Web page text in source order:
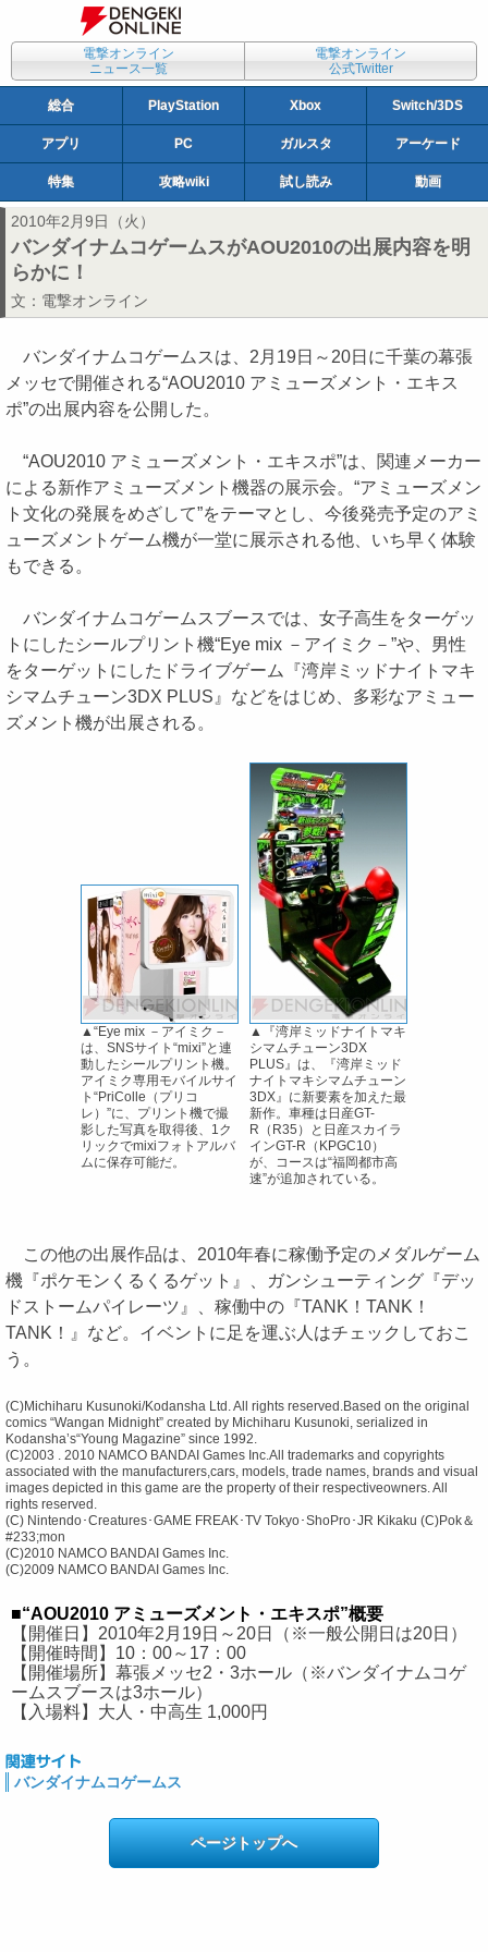
電撃オンライン
ニュース一覧
電撃オンライン
公式Twitter
総合 PlayStation Xbox Switch/3DS
アプリ PC ガルスタ アーケード
特集 攻略wiki 試し読み 動画
2010年2月9日（火）
バンダイナムコゲームスがAOU2010の出展内容を明
らかに！
文： 電撃オンライン
バンダイナムコゲームスは、2月19日～20日に千葉の幕張
メッセで開催される“AOU2010 アミューズメント・エキス
ポ”の出展内容を公開した。
“AOU2010 アミューズメント・エキスポ”は、関連メーカー
による新作アミューズメント機器の展示会。“アミューズメン
ト文化の発展をめざして”をテーマとし、今後発売予定のアミ
ューズメントゲーム機が一堂に展示される他、いち早く体験
もできる。
バンダイナムコゲームスブースでは、女子高生をターゲッ
トにしたシールプリント機“Eye mix －アイミク－”や、男性
をターゲットにしたドライブゲーム『湾岸ミッドナイトマキ
シマムチューン3DX PLUS』などをはじめ、多彩なアミュー
ズメント機が出展される。
▲“Eye mix －アイミク－
は、SNSサイト“mixi”と連
動したシールプリント機。
アイミク専用モバイルサイ
ト“PriColle（プリコ
レ）”に、プリント機で撮
影した写真を取得後、1ク
リックでmixiフォトアルバ
ムに保存可能だ。
▲『湾岸ミッドナイトマキ
シマムチューン3DX
PLUS』は、『湾岸ミッド
ナイトマキシマムチューン
3DX』に新要素を加えた最
新作。車種は日産GT-
R（R35）と日産スカイラ
インGT-R（KPGC10）
が、コースは“福岡都市高
速”が追加されている。
この他の出展作品は、2010年春に稼働予定のメダルゲーム
機『ポケモンくるくるゲット』、ガンシューティング『デッ
ドストームパイレーツ』、稼働中の『TANK！TANK！
TANK！』など。イベントに足を運ぶ人はチェックしておこ
う。
(C)Michiharu Kusunoki/Kodansha Ltd. All rights reserved.Based on the original
comics “Wangan Midnight” created by Michiharu Kusunoki, serialized in
Kodansha’s“Young Magazine” since 1992.
(C)2003 . 2010 NAMCO BANDAI Games Inc.All trademarks and copyrights
associated with the manufacturers,cars, models, trade names, brands and visual
images depicted in this game are the property of their respectiveowners. All
rights reserved.
(C) Nintendo･Creatures･GAME FREAK･TV Tokyo･ShoPro･JR Kikaku (C)Pok＆
#233;mon
(C)2010 NAMCO BANDAI Games Inc.
(C)2009 NAMCO BANDAI Games Inc.
■“AOU2010 アミューズメント・エキスポ”概要
【開催日】2010年2月19日～20日（※一般公開日は20日）
【開催時間】10：00～17：00
【開催場所】幕張メッセ2・3ホール（※バンダイナムコゲ
ームスブースは3ホール）
【入場料】大人・中高生 1,000円
バンダイナムコゲームス
ページトップへ